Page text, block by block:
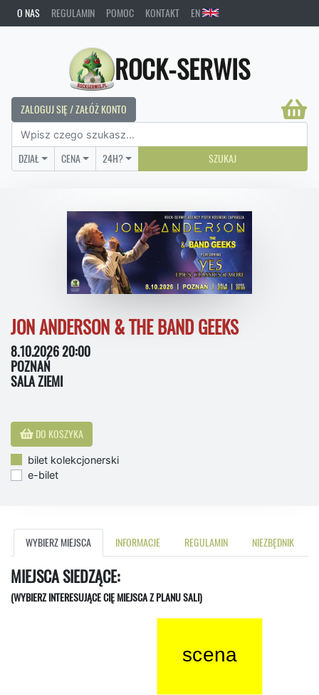
O NAS REGULAMIN POMOC KONTAKT EN
ROCK-SERWIS
ZALOGUJ SIĘ / ZAŁÓŻ KONTO
DZIAŁ CENA 24H? SZUKAJ
JON ANDERSON & THE BAND GEEKS
8.10.2026 20:00
POZNAŃ
SALA ZIEMI
DO KOSZYKA
bilet kolekcjonerski
e-bilet
WYBIERZ MIEJSCA INFORMACJE REGULAMIN NIEZBĘDNIK
MIEJSCA SIEDZĄCE:
(WYBIERZ INTERESUJĄCE CIĘ MIEJSCA Z PLANU SALI)